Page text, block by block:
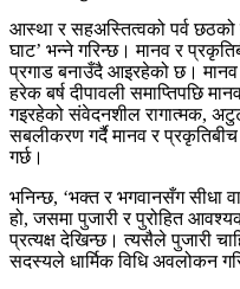
आस्था र सहअस्तित्वको पर्व छठको
घाट’ भन्ने गरिन्छ। मानव र
प्रगाड बनाउँदै आइरहेको छ। मानव
हरेक बर्ष दीपावली समाप्तिपछि
गइरहेको संवेदनशील रागात्मक,
सबलीकरण गर्दै मानव र
गर्छ।
भनिन्छ, ‘भक्त र भगवानसँग सीधा
हो, जसमा पुजारी र पुरोहित
प्रत्यक्ष देखिन्छ। त्यसैले पुजारी
सदस्यले धार्मिक विधि अवलोकन